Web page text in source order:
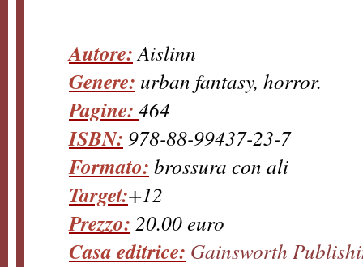
Autore:Aislinn
Genere: urban fantasy, horror.
Pagine: 464
ISBN: 978-88-99437-23-7
Formato: brossura con ali
Target:+12
Prezzo: 20.00 euro
Casa editrice: Gainsworth